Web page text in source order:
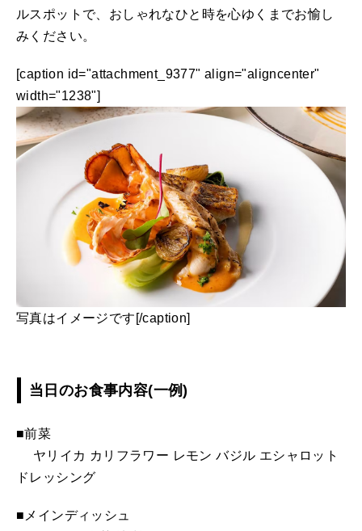
ルスポットで、おしゃれなひと時を心ゆくまでお愉し
みください。
[caption id="attachment_9377" align="aligncenter"
width="1238"]
写真はイメージです[/caption]
当日のお食事内容(一例)
■前菜
ヤリイカ カリフラワー レモン バジル エシャロット
ドレッシング
■メインディッシュ